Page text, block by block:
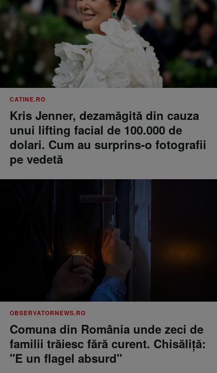
CATINE.RO
Kris Jenner, dezamăgită din cauza
unui lifting facial de 100.000 de
dolari. Cum au surprins-o fotografii
pe vedetă
OBSERVATORNEWS.RO
Comuna din România unde zeci de
familii trăiesc fără curent. Chisăliţă:
"E un flagel absurd"